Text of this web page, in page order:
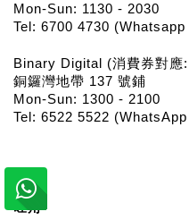
Mon-Sun: 1130 - 2030
Tel: 6700 4730 (Whatsapp
Binary Digital (消費券對應
銅鑼灣地帶 137 號鋪
Mon-Sun: 1300 - 2100
Tel: 6522 5522
旺角